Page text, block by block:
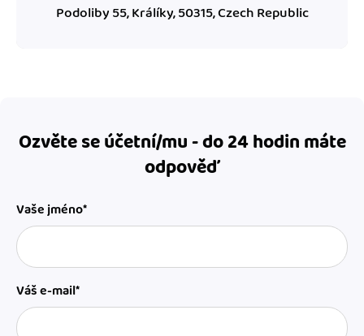
Podoliby 55, Králíky, 50315, Czech Republic
Ozvěte se účetní/mu - do 24 hodin máte
odpověď
Vaše jméno*
Váš e-mail*